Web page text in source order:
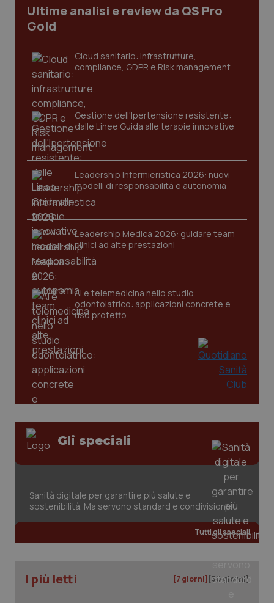
Ultime analisi e review da QS Pro
Gold
Cloud sanitario: infrastrutture,
compliance, GDPR e Risk management
Gestione dell'Ipertensione resistente:
dalle Linee Guida alle terapie innovative
Leadership Infermieristica 2026: nuovi
modelli di responsabilità e autonomia
Leadership Medica 2026: guidare team
clinici ad alte prestazioni
AI e telemedicina nello studio
odontoiatrico: applicazioni concrete e
uso protetto
Gli speciali
Sanità digitale per garantire più salute e
sostenibilità. Ma servono standard e condivisione
Tutti gli speciali
I più letti [7 giorni] [30 giorni]
I cookie necessari contribuiscono a rendere fruibile il
sito web abilitandone funzionalità di base quali la
navigazione sulle pagine e l'accesso alle aree
Nome
Fornitore/Dominio
VISITOR_PRIVACY_METADATA
www.quotidianosanita.it
tracking-sites-ironfish-
tracking-enable
www.quotidianosanita.it
tracking-sites-ironfish-
www.quotidianosanita.it
2
_ga
Google LLC
.quotidianosanita.it